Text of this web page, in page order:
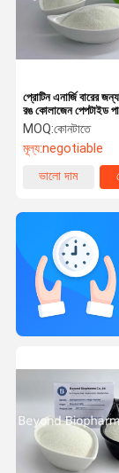
প্রোটিন এনার্জি বারের
রঙ কোলাজেন পেপটাইড
MOQ:কোনটাতে
মূল্য:negotiable
ভালো দাম